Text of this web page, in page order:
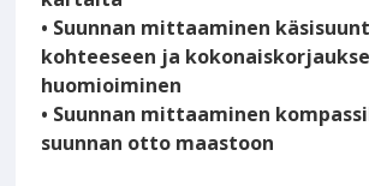
• Suunnan mittaaminen
kohteeseen ja
huomioiminen
• Suunnan mittaaminen
suunnan otto maastoon